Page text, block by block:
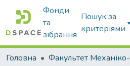
Фонди
та
зібрання
Пошук за
критеріями
Головна